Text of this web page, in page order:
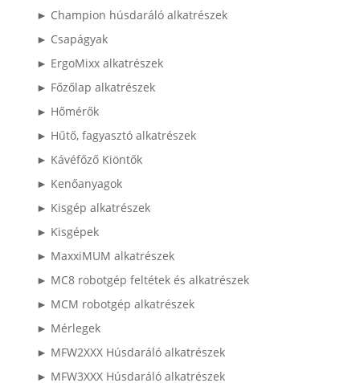
► Champion húsdaráló alkatrészek
► Csapágyak
► ErgoMixx alkatrészek
► Főzőlap alkatrészek
► Hőmérők
► Hűtő, fagyasztó alkatrészek
► Kávéfőző Kiöntők
► Kenőanyagok
► Kisgép alkatrészek
► Kisgépek
► MaxxiMUM alkatrészek
► MC8 robotgép feltétek és alkatrészek
► MCM robotgép alkatrészek
► Mérlegek
► MFW2XXX Húsdaráló alkatrészek
► MFW3XXX Húsdaráló alkatrészek